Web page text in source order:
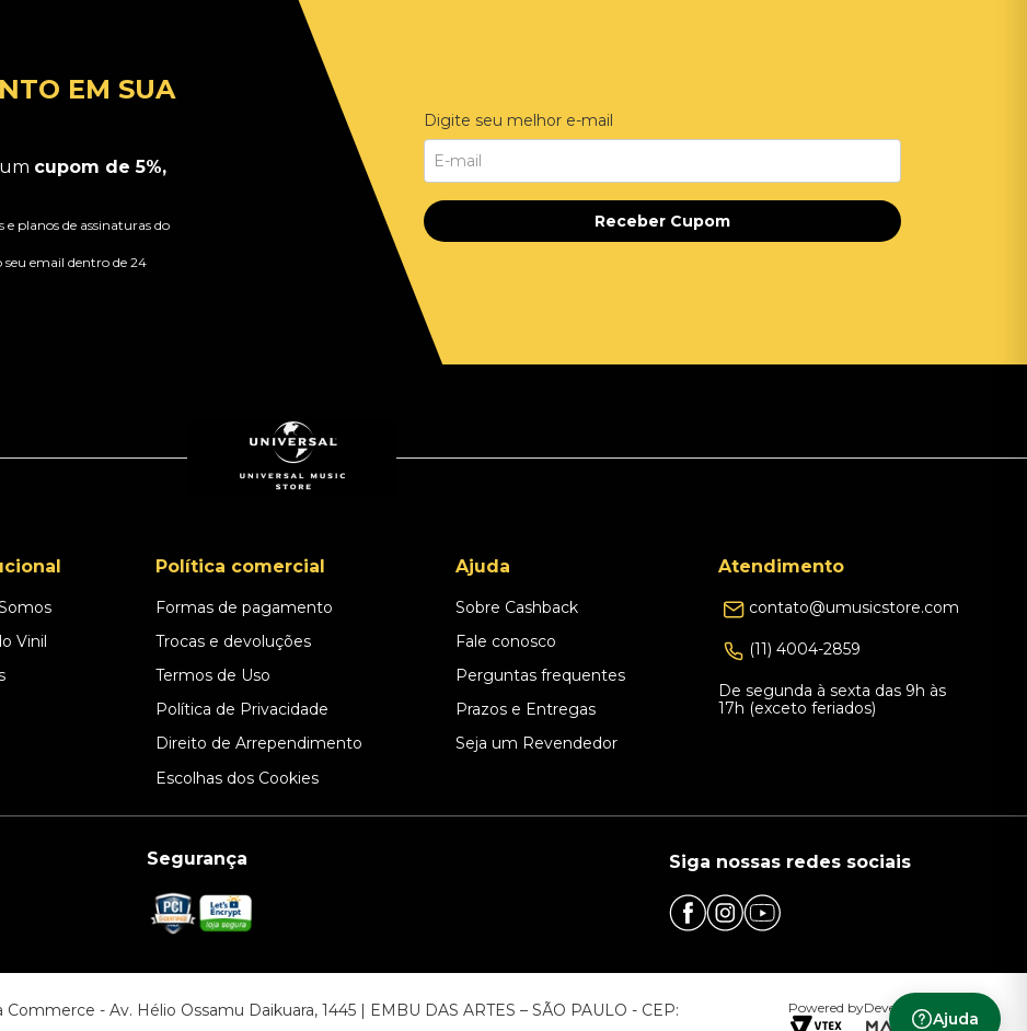
Ajuda
EM SUA
cupom de 5%,
planos de assinaturas do
seu email dentro de 24
Digite seu melhor e-mail
Receber Cupom
Vinil
Política comercial
Formas de pagamento
Trocas e devoluções
Termos de Uso
Política de Privacidade
Direito de Arrependimento
Escolhas dos Cookies
Ajuda
Sobre Cashback
Fale conosco
Perguntas frequentes
Prazos e Entregas
Seja um Revendedor
Atendimento
contato@umusicstore.com
(11) 4004-2859
De segunda à sexta das 9h às
17h (exceto feriados)
Segurança Siga nossas redes sociais
- Av. Hélio Ossamu Daikuara, 1445 | EMBU DAS ARTES – SÃO PAULO - CEP:
Powered byDeveloped by